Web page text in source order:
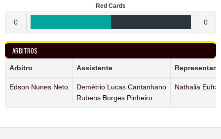
Red Cards
0 0
ARBITROS
Arbitro Assistente
Edson Nunes Neto
Demétrio Lucas Cantanhano
Rubens Borges Pinheiro
Nathalia